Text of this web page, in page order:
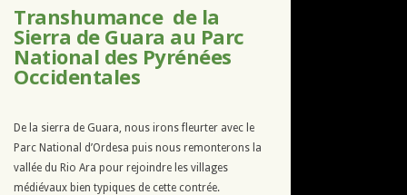
Transhumance de la
Sierra de Guara au Parc
National des Pyrénées
Occidentales
De la sierra de Guara, nous irons fleurter avec le
Parc National d’Ordesa puis nous remonterons la
vallée du Rio Ara pour rejoindre les villages
médiévaux bien typiques de cette contrée.